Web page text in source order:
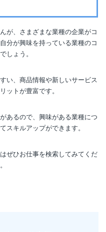
が、さまざまな業種の企業がコ
分が興味を持っている業種のコ
しょう。
い、商品情報や新しいサービス
ットが豊富です。
あるので、興味がある業種につ
スキルアップができます。
ぜひお仕事を検索してみてくだ